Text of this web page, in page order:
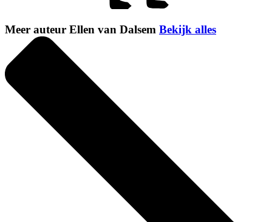
Meer auteur Ellen van Dalsem Bekijk alles